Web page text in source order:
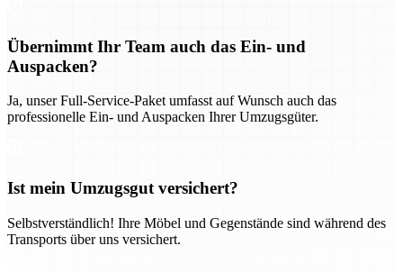
Übernimmt Ihr Team auch das Ein- und
Auspacken?
Ja, unser Full-Service-Paket umfasst auf Wunsch auch das
professionelle Ein- und Auspacken Ihrer Umzugsgüter.
Ist mein Umzugsgut versichert?
Selbstverständlich! Ihre Möbel und Gegenstände sind während des
Transports über uns versichert.